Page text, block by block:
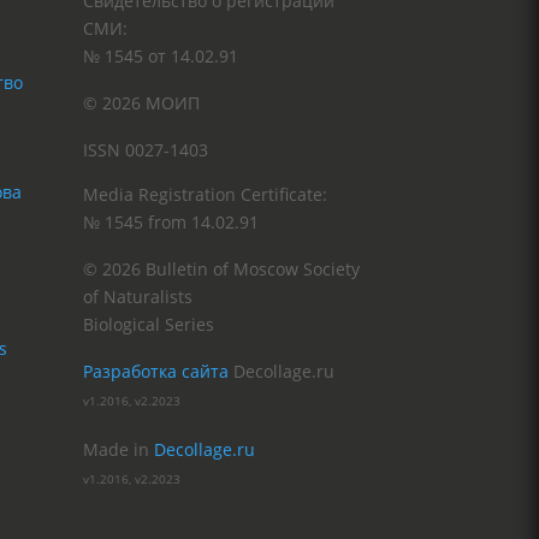
СМИ:
№ 1545 от 14.02.91
© 2026 МОИП
ISSN 0027-1403
Media Registration Certificate:
№ 1545 from 14.02.91
© 2026 Bulletin of Moscow Society
of Naturalists
Biological Series
Разработка сайта Decollage.ru
v1.2016, v2.2023
Made in Decollage.ru
v1.2016, v2.2023